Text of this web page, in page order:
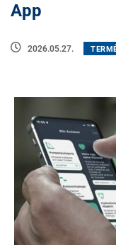
App
2026.05.27.